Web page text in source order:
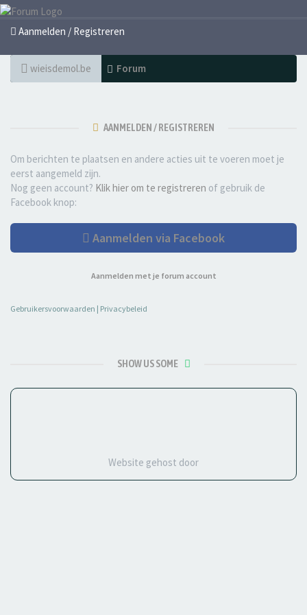
Aanmelden / Registreren
wieisdemol.be Forum
AANMELDEN / REGISTREREN
Om berichten te plaatsen en andere acties uit te voeren moet je
eerst aangemeld zijn.
Nog geen account? Klik hier om te registreren of gebruik de
Facebook knop:
Aanmelden via Facebook
Aanmelden met je forum account
Gebruikersvoorwaarden | Privacybeleid
SHOW US SOME
Website gehost door